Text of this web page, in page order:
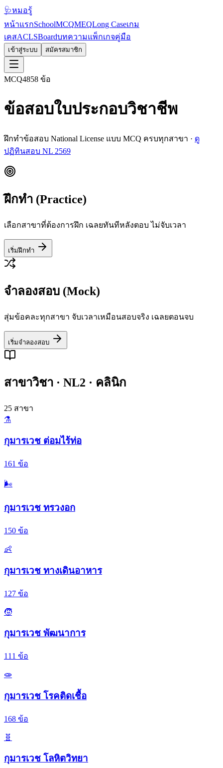
🩺หมอรู้
หน้าแรกSchoolMCQMEQLong Caseเกม
เคสACLSBoardบทความแพ็กเกจคู่มือ
เข้าสู่ระบบ สมัครสมาชิก
MCQ4858 ข้อ
ข้อสอบใบประกอบวิชาชีพ
ฝึกทำข้อสอบ National License แบบ MCQ ครบทุกสาขา · ดู
ปฏิทินสอบ NL 2569
ฝึกทำ (Practice)
เลือกสาขาที่ต้องการฝึก เฉลยทันทีหลังตอบ ไม่จับเวลา
เริ่มฝึกทำ
จำลองสอบ (Mock)
สุ่มข้อคละทุกสาขา จับเวลาเหมือนสอบจริง เฉลยตอนจบ
เริ่มจำลองสอบ
สาขาวิชา · NL2 · คลินิก
25 สาขา
⚗️
กุมารเวช ต่อมไร้ท่อ
161 ข้อ
🌬️
กุมารเวช ทรวงอก
150 ข้อ
👶
กุมารเวช ทางเดินอาหาร
127 ข้อ
🧒
กุมารเวช พัฒนาการ
111 ข้อ
🧫
กุมารเวช โรคติดเชื้อ
168 ข้อ
🧬
กุมารเวช โลหิตวิทยา